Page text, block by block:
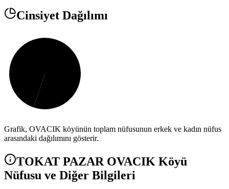
Cinsiyet Dağılımı
Grafik, OVACIK köyünün toplam nüfusunun erkek ve kadın nüfus
arasındaki dağılımını gösterir.
TOKAT PAZAR OVACIK Köyü
Nüfusu ve Diğer Bilgileri